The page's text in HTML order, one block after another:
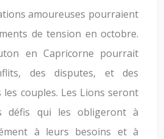
amoureuses pourraient
de tension en octobre.
en Capricorne pourrait
des disputes, et des
les couples. Les Lions seront
défis qui les obligeront à
à leurs besoins et à